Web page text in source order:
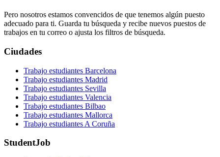
Pero nosotros estamos convencidos de que tenemos algún puesto
adecuado para ti. Guarda tu búsqueda y recibe nuevos puestos de
trabajos en tu correo o ajusta los filtros de búsqueda.
Ciudades
Trabajo estudiantes Barcelona
Trabajo estudiantes Madrid
Trabajo estudiantes Sevilla
Trabajo estudiantes Valencia
Trabajo estudiantes Bilbao
Trabajo estudiantes Mallorca
Trabajo estudiantes A Coruña
StudentJob